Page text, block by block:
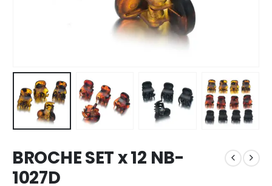
BROCHE SET x 12 NB-
1027D